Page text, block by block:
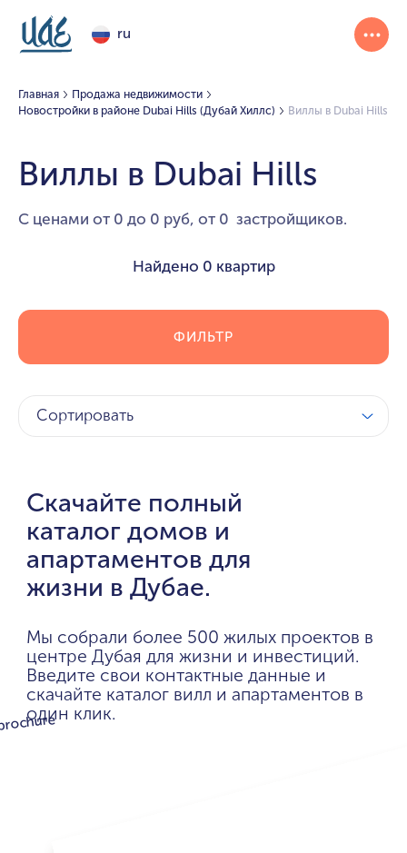
ru
Главная
Продажа недвижимости
Новостройки в районе Dubai Hills (Дубай Хиллс)
Виллы в Dubai Hills
Виллы в Dubai Hills
С ценами от 0 до 0 руб, от 0 застройщиков.
Найдено 0 квартир
ФИЛЬТР
Сортировать
Скачайте полный
каталог домов и
апартаментов для
жизни в Дубае.
Мы собрали более 500 жилых проектов в
центре Дубая для жизни и инвестиций.
Введите свои контактные данные и
скачайте каталог вилл и апартаментов в
один клик.